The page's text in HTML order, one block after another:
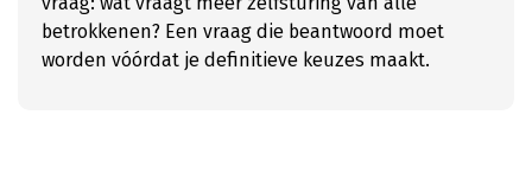
betrokkenen? Een vraag die beantwoord moet
worden vóórdat je definitieve keuzes maakt.